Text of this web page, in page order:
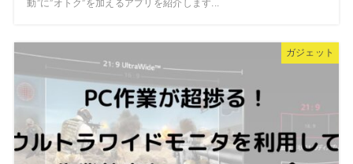
動”に”オトク”を加えるアプリを紹介します...
ガジェット